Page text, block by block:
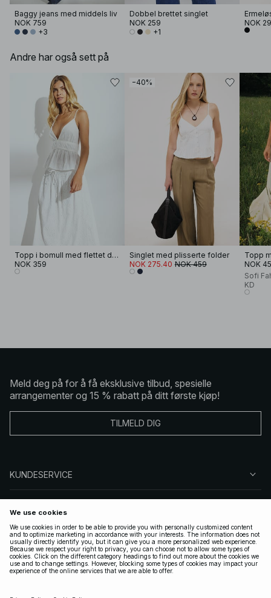
Baggy jeans med middels liv
NOK 759
+3
Dobbel brettet singlet
NOK 259
+1
NOK
Andre har også sett på
Topp i bomull med flettet detalj
NOK 359
−40%
Singlet med plisserte folder
NOK 275.40 NOK 459
Topp
NOK
Sofi
KD
Meld deg på for å få eksklusive tilbud, spesielle
arrangementer og 15 % rabatt på ditt første kjøp!
TILMELD DIG
KUNDESERVICE
FØLG OSS
LOVLIG